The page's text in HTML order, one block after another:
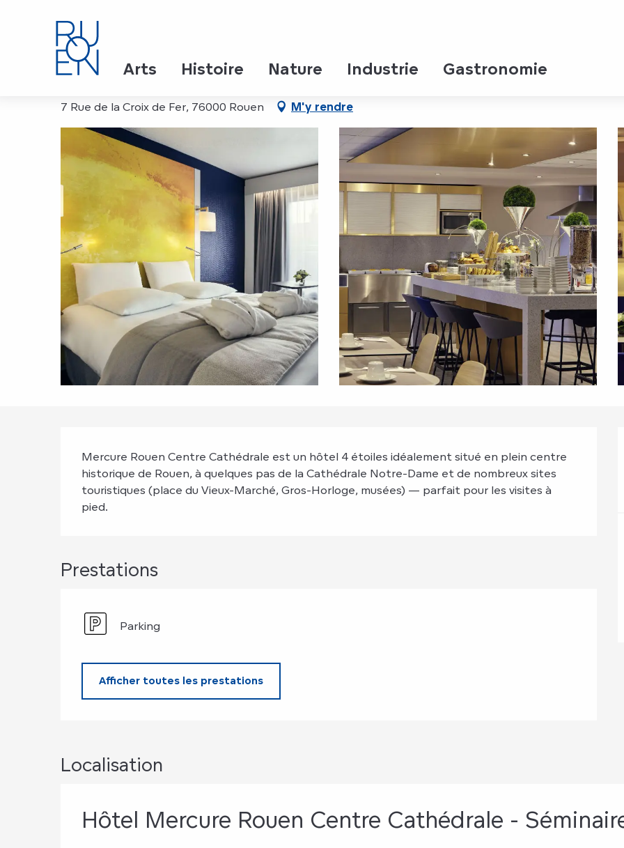
Arts Histoire Nature Industrie Gastronomie
Hôtel Mercure Rouen Centre Cathédrale - Séminaire
7 Rue de la Croix de Fer, 76000 Rouen M'y rendre
Description
Mercure Rouen Centre Cathédrale est un hôtel 4 étoiles idéalement situé en plein centre
historique de Rouen, à quelques pas de la Cathédrale Notre-Dame et de nombreux sites
touristiques (place du Vieux-Marché, Gros-Horloge, musées) — parfait pour les visites à
pied.
Prestations
Parking
Afficher toutes les prestations
Localisation
Hôtel Mercure Rouen Centre Cathédrale -